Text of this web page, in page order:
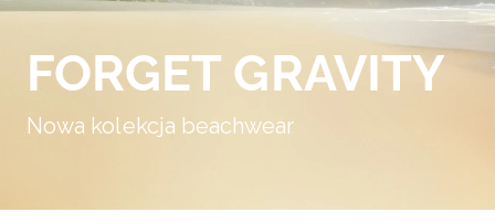
FORGET GRAVITY
Nowa kolekcja beachwear